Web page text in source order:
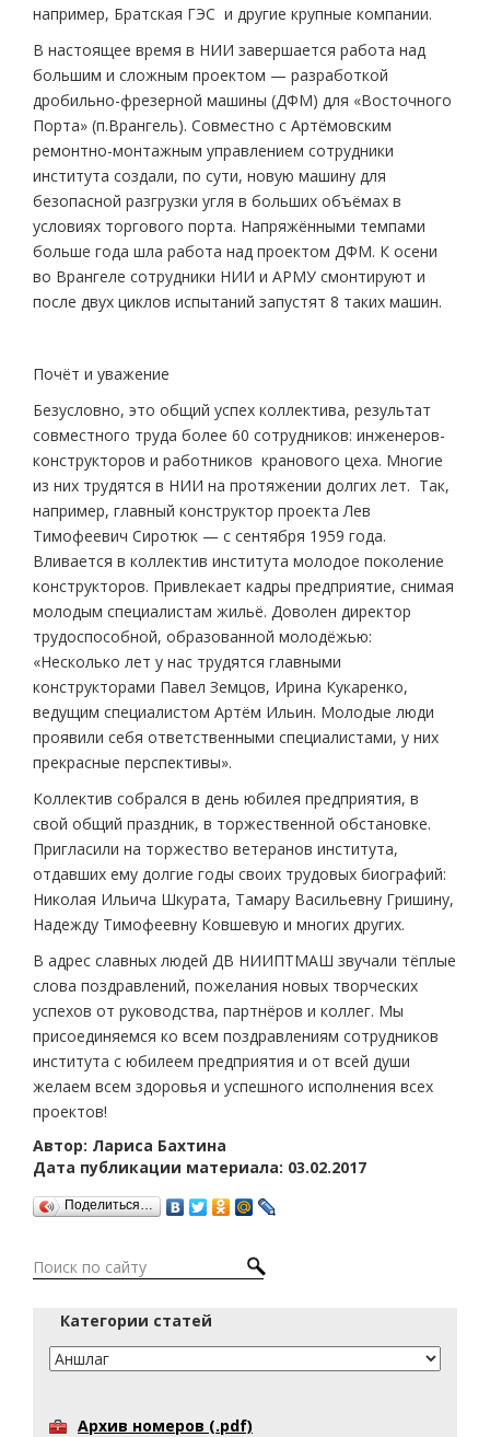
например, Братская ГЭС и другие крупные компании.
В настоящее время в НИИ завершается работа над
большим и сложным проектом — разработкой
дробильно-фрезерной машины (ДФМ) для «Восточного
Порта» (п.Врангель). Совместно с Артёмовским
ремонтно-монтажным управлением сотрудники
института создали, по сути, новую машину для
безопасной разгрузки угля в больших объёмах в
условиях торгового порта. Напряжёнными темпами
больше года шла работа над проектом ДФМ. К осени
во Врангеле сотрудники НИИ и АРМУ смонтируют и
после двух циклов испытаний запустят 8 таких машин.
Почёт и уважение
Безусловно, это общий успех коллектива, результат
совместного труда более 60 сотрудников: инженеров-
конструкторов и работников кранового цеха. Многие
из них трудятся в НИИ на протяжении долгих лет. Так,
например, главный конструктор проекта Лев
Тимофеевич Сиротюк — с сентября 1959 года.
Вливается в коллектив института молодое поколение
конструкторов. Привлекает кадры предприятие, снимая
молодым специалистам жильё. Доволен директор
трудоспособной, образованной молодёжью:
«Несколько лет у нас трудятся главными
конструкторами Павел Земцов, Ирина Кукаренко,
ведущим специалистом Артём Ильин. Молодые люди
проявили себя ответственными специалистами, у них
прекрасные перспективы».
Коллектив собрался в день юбилея предприятия, в
свой общий праздник, в торжественной обстановке.
Пригласили на торжество ветеранов института,
отдавших ему долгие годы своих трудовых биографий:
Николая Ильича Шкурата, Тамару Васильевну Гришину,
Надежду Тимофеевну Ковшевую и многих других.
В адрес славных людей ДВ НИИПТМАШ звучали тёплые
слова поздравлений, пожелания новых творческих
успехов от руководства, партнёров и коллег. Мы
присоединяемся ко всем поздравлениям сотрудников
института с юбилеем предприятия и от всей души
желаем всем здоровья и успешного исполнения всех
проектов!
Автор: Лариса Бахтина
Дата публикации материала: 03.02.2017
Поделиться…
Категории статей
Архив номеров (.pdf)